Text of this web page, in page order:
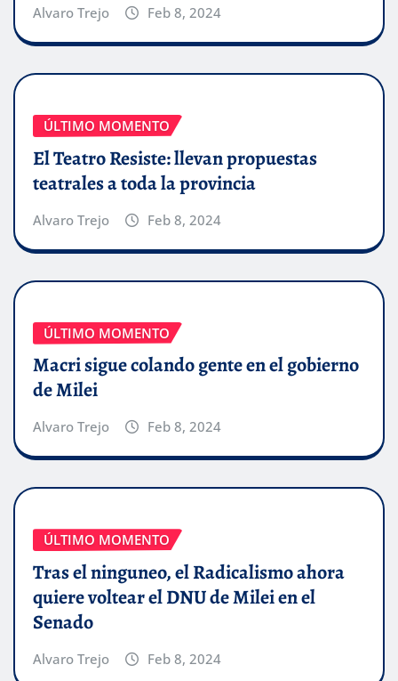
Alvaro Trejo Feb 8, 2024
ÚLTIMO MOMENTO
El Teatro Resiste: llevan propuestas
teatrales a toda la provincia
Alvaro Trejo Feb 8, 2024
ÚLTIMO MOMENTO
Macri sigue colando gente en el gobierno
de Milei
Alvaro Trejo Feb 8, 2024
ÚLTIMO MOMENTO
Tras el ninguneo, el Radicalismo ahora
quiere voltear el DNU de Milei en el
Senado
Alvaro Trejo Feb 8, 2024